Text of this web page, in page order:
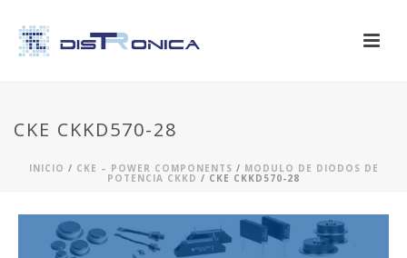
CKE CKKD570-28
INICIO / CKE – POWER COMPONENTS / MODULO DE DIODOS DE
POTENCIA CKKD / CKE CKKD570-28